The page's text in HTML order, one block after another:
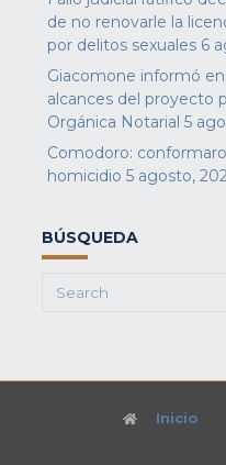
de no renovarle la
por delitos sexuales 6
Giacomone informó
alcances del proyecto
Orgánica Notarial 5
Comodoro:
homicidio 5 agosto,
BÚSQUEDA
Search
Inicio